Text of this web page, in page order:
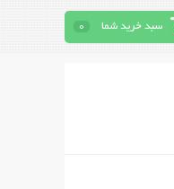
سبد خرید شما 0